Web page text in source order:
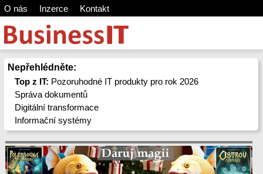
O nás Inzerce Kontakt
Nepřehlédněte:
Top z IT: Pozoruhodné IT produkty pro rok 2026
Správa dokumentů
Digitální transformace
Informační systémy